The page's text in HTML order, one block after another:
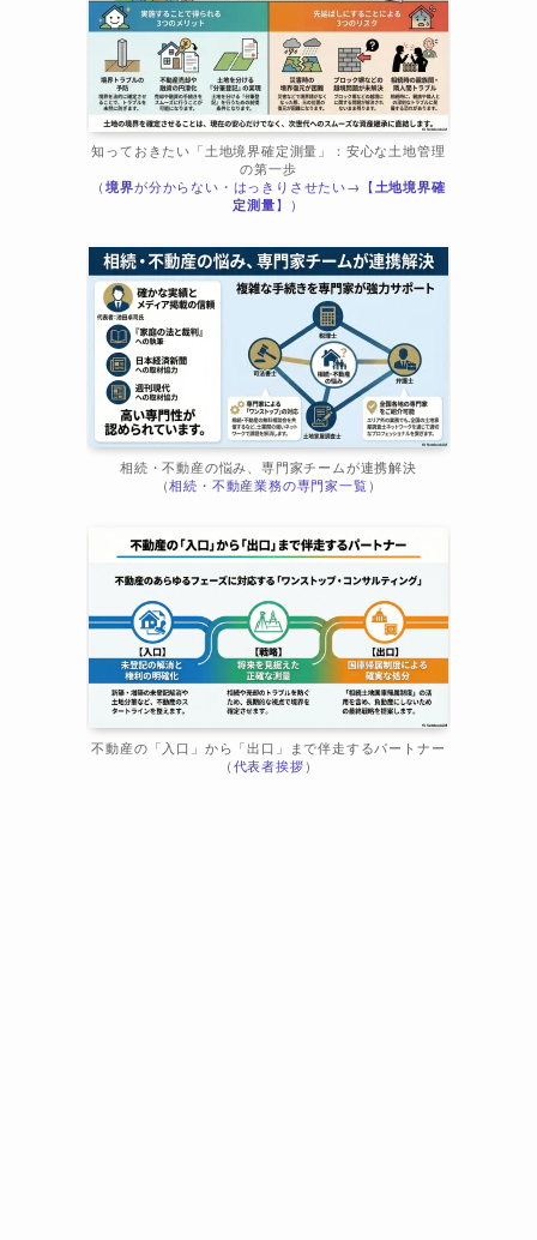
知っておきたい「土地境界確定測量」：安心な土地管理
の第一歩
（境界が分からない・はっきりさせたい→【土地境界確
定測量】）
相続・不動産の悩み、専門家チームが連携解決
（相続・不動産業務の専門家一覧）
不動産の「入口」から「出口」まで伴走するパートナー
（代表者挨拶）